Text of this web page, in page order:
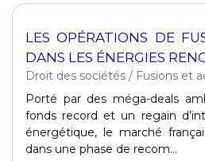
LES OPÉRATIONS DE
DANS LES ÉNERGIES
Droit des sociétés / Fusions et
Porté par des méga-deals
fonds record et un regain
énergétique, le marché
dans une phase de recom...